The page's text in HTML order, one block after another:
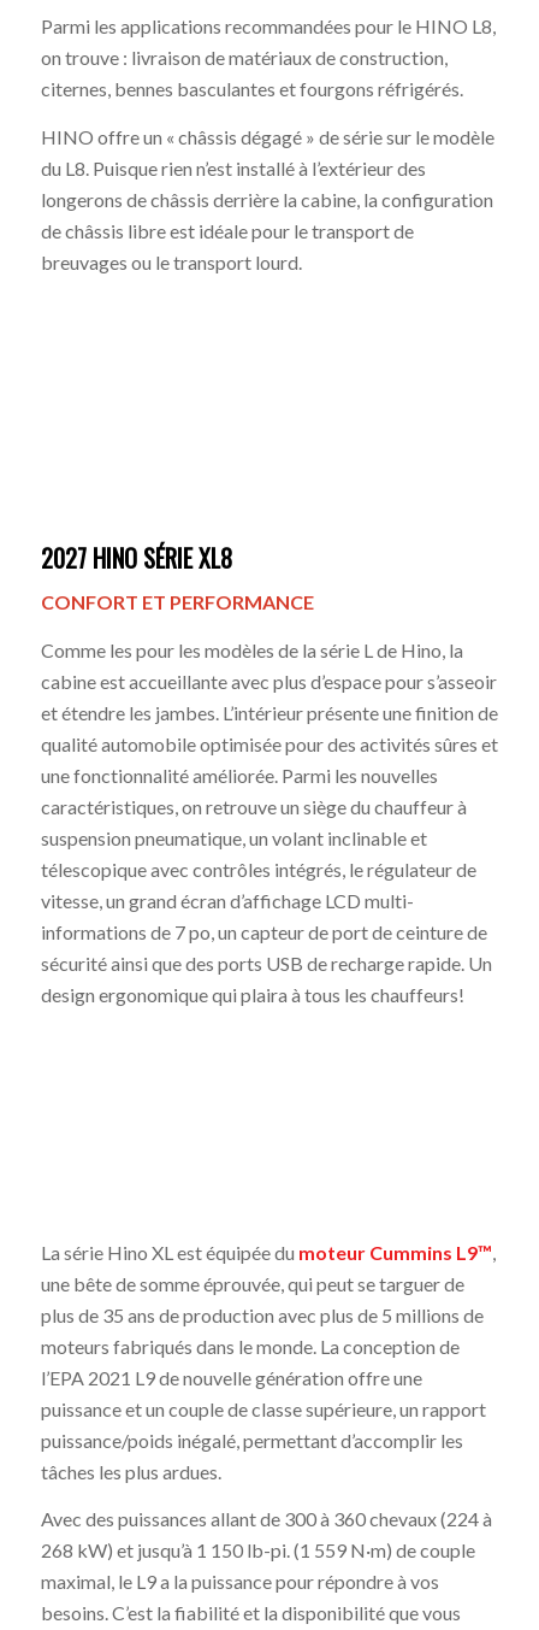
Parmi les applications recommandées pour le HINO L8,
on trouve : livraison de matériaux de construction,
citernes, bennes basculantes et fourgons réfrigérés.
HINO offre un « châssis dégagé » de série sur le modèle
du L8. Puisque rien n’est installé à l’extérieur des
longerons de châssis derrière la cabine, la configuration
de châssis libre est idéale pour le transport de
breuvages ou le transport lourd.
2027 HINO SÉRIE XL8
CONFORT ET PERFORMANCE
Comme les pour les modèles de la série L de Hino, la
cabine est accueillante avec plus d’espace pour s’asseoir
et étendre les jambes. L’intérieur présente une finition de
qualité automobile optimisée pour des activités sûres et
une fonctionnalité améliorée. Parmi les nouvelles
caractéristiques, on retrouve un siège du chauffeur à
suspension pneumatique, un volant inclinable et
télescopique avec contrôles intégrés, le régulateur de
vitesse, un grand écran d’affichage LCD multi-
informations de 7 po, un capteur de port de ceinture de
sécurité ainsi que des ports USB de recharge rapide. Un
design ergonomique qui plaira à tous les chauffeurs!
La série Hino XL est équipée du moteur Cummins L9™
une bête de somme éprouvée, qui peut se targuer de
plus de 35 ans de production avec plus de 5 millions de
moteurs fabriqués dans le monde. La conception de
l’EPA 2021 L9 de nouvelle génération offre une
puissance et un couple de classe supérieure, un rapport
puissance/poids inégalé, permettant d’accomplir les
tâches les plus ardues.
Avec des puissances allant de 300à 360chevaux(224à
268 kW) et jusqu’à 1 150 lb-pi. (1 559 N·m) decouple
maximal, le L9a la puissancepourrépondreà vos
besoins.C’estla fiabilitéet la disponibilitéquevous